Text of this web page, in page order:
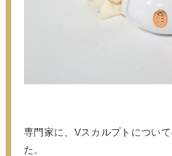
専門家に、Vスカルプトについ
た。